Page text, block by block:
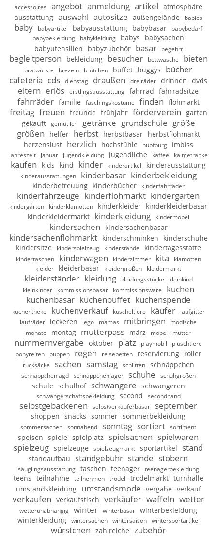
accessoires angebot anmeldung artikel atmosphäre
ausstattung auswahl autositze außengelände babies
baby babyartikel babyausstattung babybasar
babybedarf
babybekleidung
babykleidung babys
babysachen
babyutensilien
babyzubehör basar begehrt
begleitperson bekleidung besucher bettwäsche bieten
bratwürste brezeln brötchen buffet buggys
bücher
cafeteria cds dienstag draußen dreiräder drinnen dvds
eltern erlös erstlingsausstattung fahrrad fahrradsitze
fahrräder familie faschingskostüme finden flohmarkt
freitag freuen freunde frühjahr förderverein garten
gekauft
gemütlich getränke grundschule größe
größen
helfer herbst herbstbasar herbstflohmarkt
herzenslust herzlich hochstühle hüpfburg imbiss
jahreszeit januar jugendkleidung jugendliche kaffee kaltgetränke
kaufen kids kind kinder kinderartikel kinderausstattung
kinderausstattungen kinderbasar kinderbekleidung
kinderbetreuung kinderbücher kinderfahrräder
kinderfahrzeuge kinderflohmarkt kindergarten
kindergärten kinderklamotten kinderkleider kinderkleiderbasar
kinderkleidermarkt kinderkleidung kindermöbel
kindersachen kindersachenbasar
kindersachenflohmarkt kinderschminken
kinderschuhe
kindersitze
kinderspielzeug kinderstände kindertagesstätte
kindertaschen kinderwagen kinderzimmer kita
klamotten
kleider
kleiderbasar kleidergrößen kleidermarkt
kleiderständer kleidung kleidungsstücke
kleinkind
kleinkinder
kommissionsbasar kommissionsware
kuchen
kuchenbasar kuchenbuffet kuchenspende
kuchentheke kuchenverkauf kuscheltiere käufer
laufgitter
laufräder
leckeren lego mamas mitbringen
modische
monate
montag mutterpass märz möbel mütter
nummernvergabe oktober platz playmobil
plüschtiere
ponyreiten
puppen regen reisebetten reservierung roller
rucksäcke sachen samstag schlitten schnäppchen
schnäppchenjagd schnäppchenjäger schuhe schuhgrößen
schule schulhof schwangere schwangeren
schwangerschaftsbekleidung second secondhand
selbstgebackenen selbstverkäuferbasar september
shoppen snacks sommer sommerbekleidung
sommersachen sonnabend sonntag sortiert sortiment
speisen spiele spielplatz spielsachen spielwaren
spielzeug spielzeuge spielzeugmarkt sportartikel stand
standaufbau standgebühr stände stöbern
säuglingsausstattung taschen teenager teenagerbekleidung
teens teilnahme teilnehmen trödel trödelmarkt turnhalle
umstandskleidung umstandsmode vergabe verkauf
verkaufen verkaufstisch verkäufer waffeln wetter
wetterunabhängig winter winterbasar
winterbekleidung
winterkleidung
wintersachen wintersaison wintersportartikel
würstchen zahlreiche zubehör